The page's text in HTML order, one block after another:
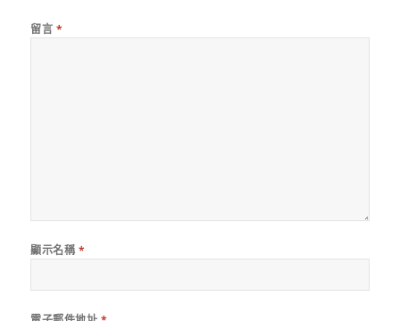
留言 *
顯示名稱 *